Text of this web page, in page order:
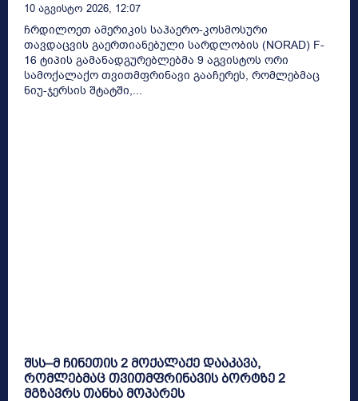
10 Აგვისტო 2026, 12:07
ჩრდილოეთ ამერიკის საჰაერო-კოსმოსური
თავდაცვის გაერთიანებული სარდლობის (NORAD) F-
16 ტიპის გამანადგურებლებმა 9 აგვისტოს ორი
სამოქალაქო თვითმფრინავი გააჩერეს, რომლებმაც
ნიუ-ჯერსის შტატში,...
შსს–მ ჩინეთის 2 მოქალაქე დააკავა,
რომლებმაც თვითმფრინავის ბორტზე 2
მგზავრს თანხა მოპარეს